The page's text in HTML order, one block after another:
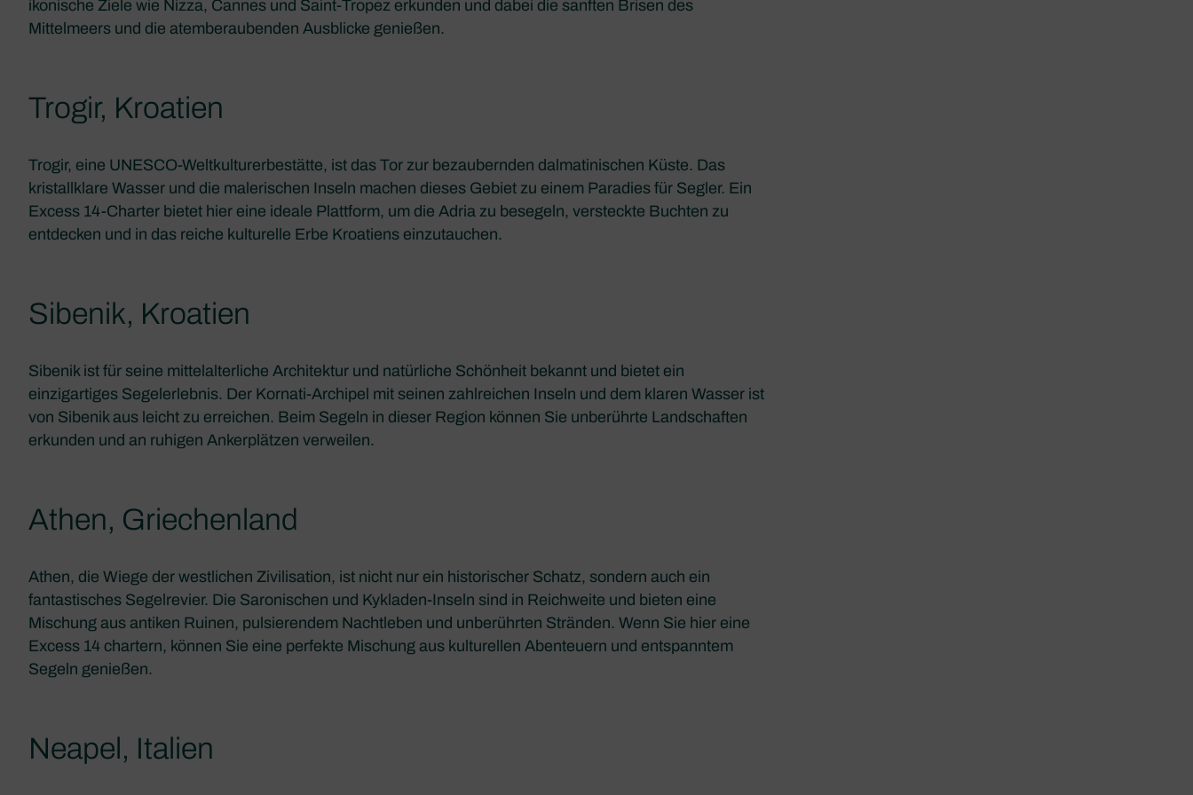
ikonische Ziele wie Nizza, Cannes und Saint-Tropez erkunden und dabei die sanften Brisen des
Mittelmeers und die atemberaubenden Ausblicke genießen.
Trogir, Kroatien
Trogir, eine UNESCO-Weltkulturerbestätte, ist das Tor zur bezaubernden dalmatinischen Küste. Das
kristallklare Wasser und die malerischen Inseln machen dieses Gebiet zu einem Paradies für Segler. Ein
Excess 14-Charter bietet hier eine ideale Plattform, um die Adria zu besegeln, versteckte Buchten zu
entdecken und in das reiche kulturelle Erbe Kroatiens einzutauchen.
Sibenik, Kroatien
Sibenik ist für seine mittelalterliche Architektur und natürliche Schönheit bekannt und bietet ein
einzigartiges Segelerlebnis. Der Kornati-Archipel mit seinen zahlreichen Inseln und dem klaren Wasser ist
von Sibenik aus leicht zu erreichen. Beim Segeln in dieser Region können Sie unberührte Landschaften
erkunden und an ruhigen Ankerplätzen verweilen.
Athen, Griechenland
Athen, die Wiege der westlichen Zivilisation, ist nicht nur ein historischer Schatz, sondern auch ein
fantastisches Segelrevier. Die Saronischen und Kykladen-Inseln sind in Reichweite und bieten eine
Mischung aus antiken Ruinen, pulsierendem Nachtleben und unberührten Stränden. Wenn Sie hier eine
Excess 14 chartern, können Sie eine perfekte Mischung aus kulturellen Abenteuern und entspanntem
Segeln genießen.
Neapel, Italien